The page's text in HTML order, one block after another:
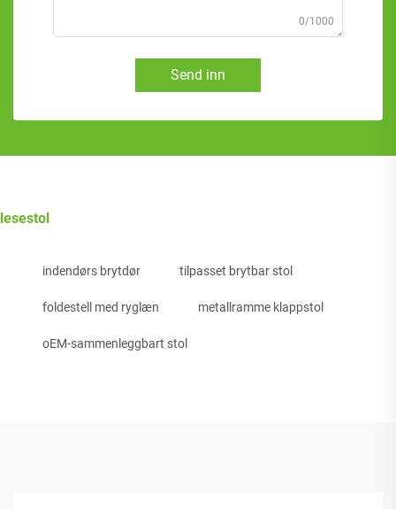
0/1000
Send inn
lesestol
indendørs brytdør tilpasset brytbar stol
foldestell med ryglæn metallramme klappstol
oEM-sammenleggbart stol